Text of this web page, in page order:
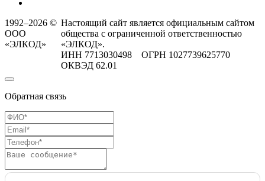
1992–2026 ©
ООО
«ЭЛКОД»
Настоящий сайт является официальным сайтом
общества с ограниченной ответственностью
«ЭЛКОД».
ИНН 7713030498 ОГРН 1027739625770
ОКВЭД 62.01
Обратная связь